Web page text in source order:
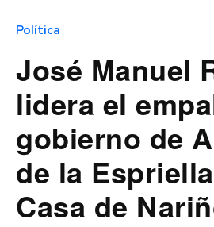
Política
José Manuel
lidera el
gobierno de
de la
Casa de